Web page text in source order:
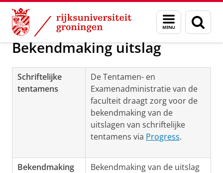
Skip
Content
Skip
Navigation
Menu
en
zoeken
Over ons Regelingen tentamens
Bekendmaking uitslag
Schriftelijke
tentamens
De Tentamen- en
Examenadministratie van de
faculteit draagt zorg voor de
bekendmaking van de
uitslagen van schriftelijke
tentamens via Progress.
Bekendmaking
Bekendmaking van de uitslag